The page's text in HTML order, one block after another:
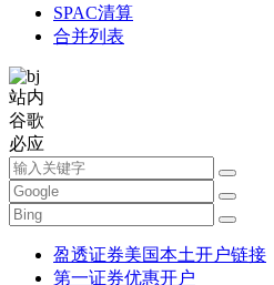
SPAC清算
合并列表
站内
谷歌
必应
盈透证券美国本土开户链接
第一证券优惠开户